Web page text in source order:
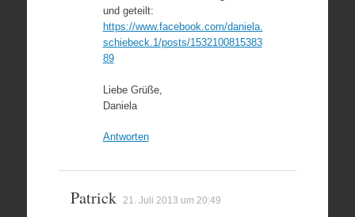
und geteilt:
https://www.facebook.com/daniela.
schiebeck.1/posts/1532100815383
89
Liebe Grüße,
Daniela
Antworten
Patrick 21. Juli 2013 um 20:49